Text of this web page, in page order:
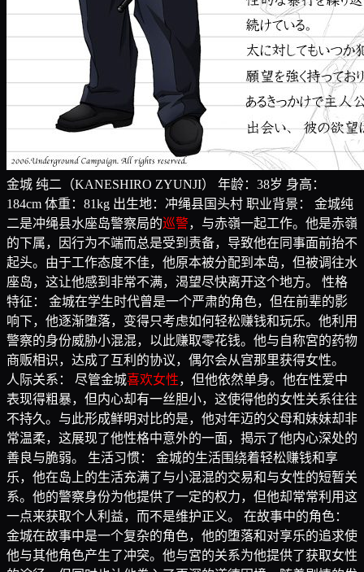
金城 纯二（KANESHIRO ZYUNJI） 年龄：38岁 身高：
184cm 体重：81kg 出生地：冲绳县国头村 职业背景： 金城纯
二是冲绳县水座岛警察局的巡警，与赤嶺一起工作。他是赤嶺
的下属，因行为不端而总是受到责备，导致他在同事面前抬不
起头。由于工作态度不佳，他原本被分配到本岛，但被调往水
座岛，这让他感到非常不满，渴望尽快离开这个地方。 性格
特征： 金城在学生时代曾是一个严肃的角色，但在前辈的影
响下，他逐渐堕落，变得只考虑如何轻松赚钱和玩乐。他利用
警察的身份威胁小混混，以此赚取零花钱。他与自称宮的药物
商贩相识，达成了互利的协议，偶尔会从宫那里获得女性。
人际关系： 尽管金城喜欢女性，但他依然单身。他在性爱中
表现得粗暴，但内心却有一丝胆小，这使得他的女性关系往往
不持久。与此形成鲜明对比的是，他对年迈的父母和妹妹却非
常温柔，这展现了他性格中意外的一面，揭示了他内心深处的
善良与脆弱。 生活习惯： 金城的生活围绕着轻松赚钱和享
乐，他在岛上的生活充满了与小混混的交易和与女性的短暂关
系。他的警察身份为他提供了一定的权力，但他却常常利用这
一点来获取个人利益，而不是维护正义。 在故事中的角色：
金城在故事中是一个复杂的角色，他的堕落和对享乐的追求使
他与其他角色产生了冲突。他与宮的关系为他提供了获取女性